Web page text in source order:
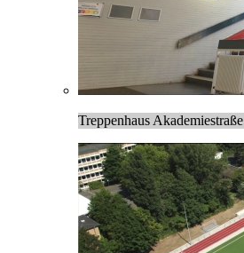
Treppenhaus Akademiestraße